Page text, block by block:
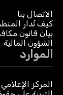
الاتصال بنا
كيف تُدار
بيان قانون
الشؤون المالية
الموارد
المركز الإعلامي